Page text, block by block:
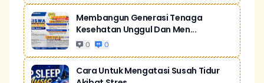
Membangun Generasi Tenaga
Kesehatan Unggul Dan Men...
0 0
Cara Untuk Mengatasi Susah Tidur